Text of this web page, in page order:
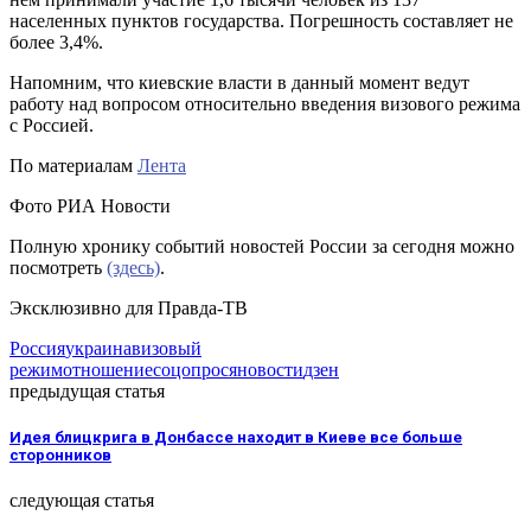
населенных пунктов государства. Погрешность составляет не
более 3,4%.
Напомним, что киевские власти в данный момент ведут
работу над вопросом относительно введения визового режима
с Россией.
По материалам Лента
Фото РИА Новости
Полную хронику событий новостей России за сегодня можно
посмотреть (здесь).
Эксклюзивно для Правда-ТВ
Россияукраинавизовый
режимотношениесоцопросяновостидзен
предыдущая статья
Идея блицкрига в Донбассе находит в Киеве все больше
сторонников
следующая статья